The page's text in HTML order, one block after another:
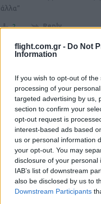
flight.com.gr - Do Not
Information
If you wish to opt-out of
processing of your
targeted advertising by us,
section to confirm your
opt-out request is
interest-based ads based
us or personal information
your opt-out. You may
disclosure of your
IAB’s list of downstream
also be disclosed by us to
Downstream Participants
άλλα”
2 Reply
23 Φεβρουαρίου 2025
Δεν υπάρχει περίπτωση να
ελληνική Βουλή για αύξηση
Για ένα πράγμα μόνο
όλοι τους
0 Reply
Dakota(@dakota)
23 Φεβρουαρίου